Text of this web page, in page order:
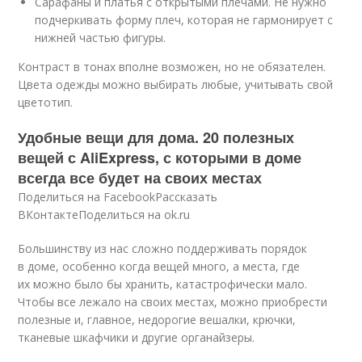
подчеркивать форму плеч, которая не гармонирует с
нижней частью фигуры.
Контраст в тонах вполне возможен, но не обязателен.
Цвета одежды можно выбирать любые, учитывать свой
цветотип.
Удобные вещи для дома. 20 полезных
вещей с AliExpress, с которыми в доме
всегда все будет на своих местах
Поделиться на FacebookРассказать
ВКонтактеПоделиться на ok.ru
Большинству из нас сложно поддерживать порядок
в доме, особенно когда вещей много, а места, где
их можно было бы хранить, катастрофически мало.
Чтобы все лежало на своих местах, можно приобрести
полезные и, главное, недорогие вешалки, крючки,
тканевые шкафчики и другие органайзеры.